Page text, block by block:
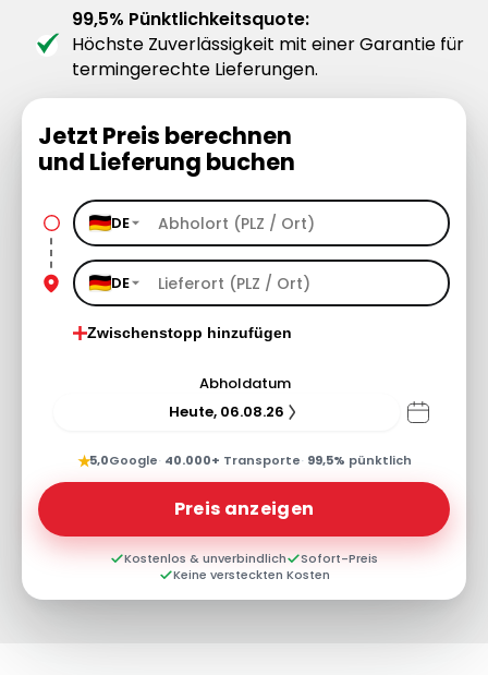
99,5% Pünktlichkeitsquote:
Höchste Zuverlässigkeit mit einer Garantie für
termingerechte Lieferungen.
Jetzt Preis berechnen
und Lieferung buchen
DE
DE
Zwischenstopp hinzufügen
Abholdatum
Heute, 06.08.26
★5,0Google· 40.000+ Transporte· 99,5% pünktlich
Preis anzeigen
Kostenlos & unverbindlich
Sofort-Preis
Keine versteckten Kosten